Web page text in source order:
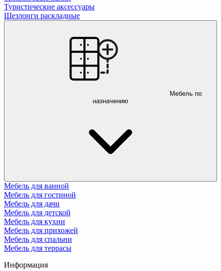
Туристические аксессуары
Шезлонги раскладные
Мебель по
назначению
Мебель для ванной
Мебель для гостиной
Мебель для дачи
Мебель для детской
Мебель для кухни
Мебель для прихожей
Мебель для спальни
Мебель для террасы
Информация